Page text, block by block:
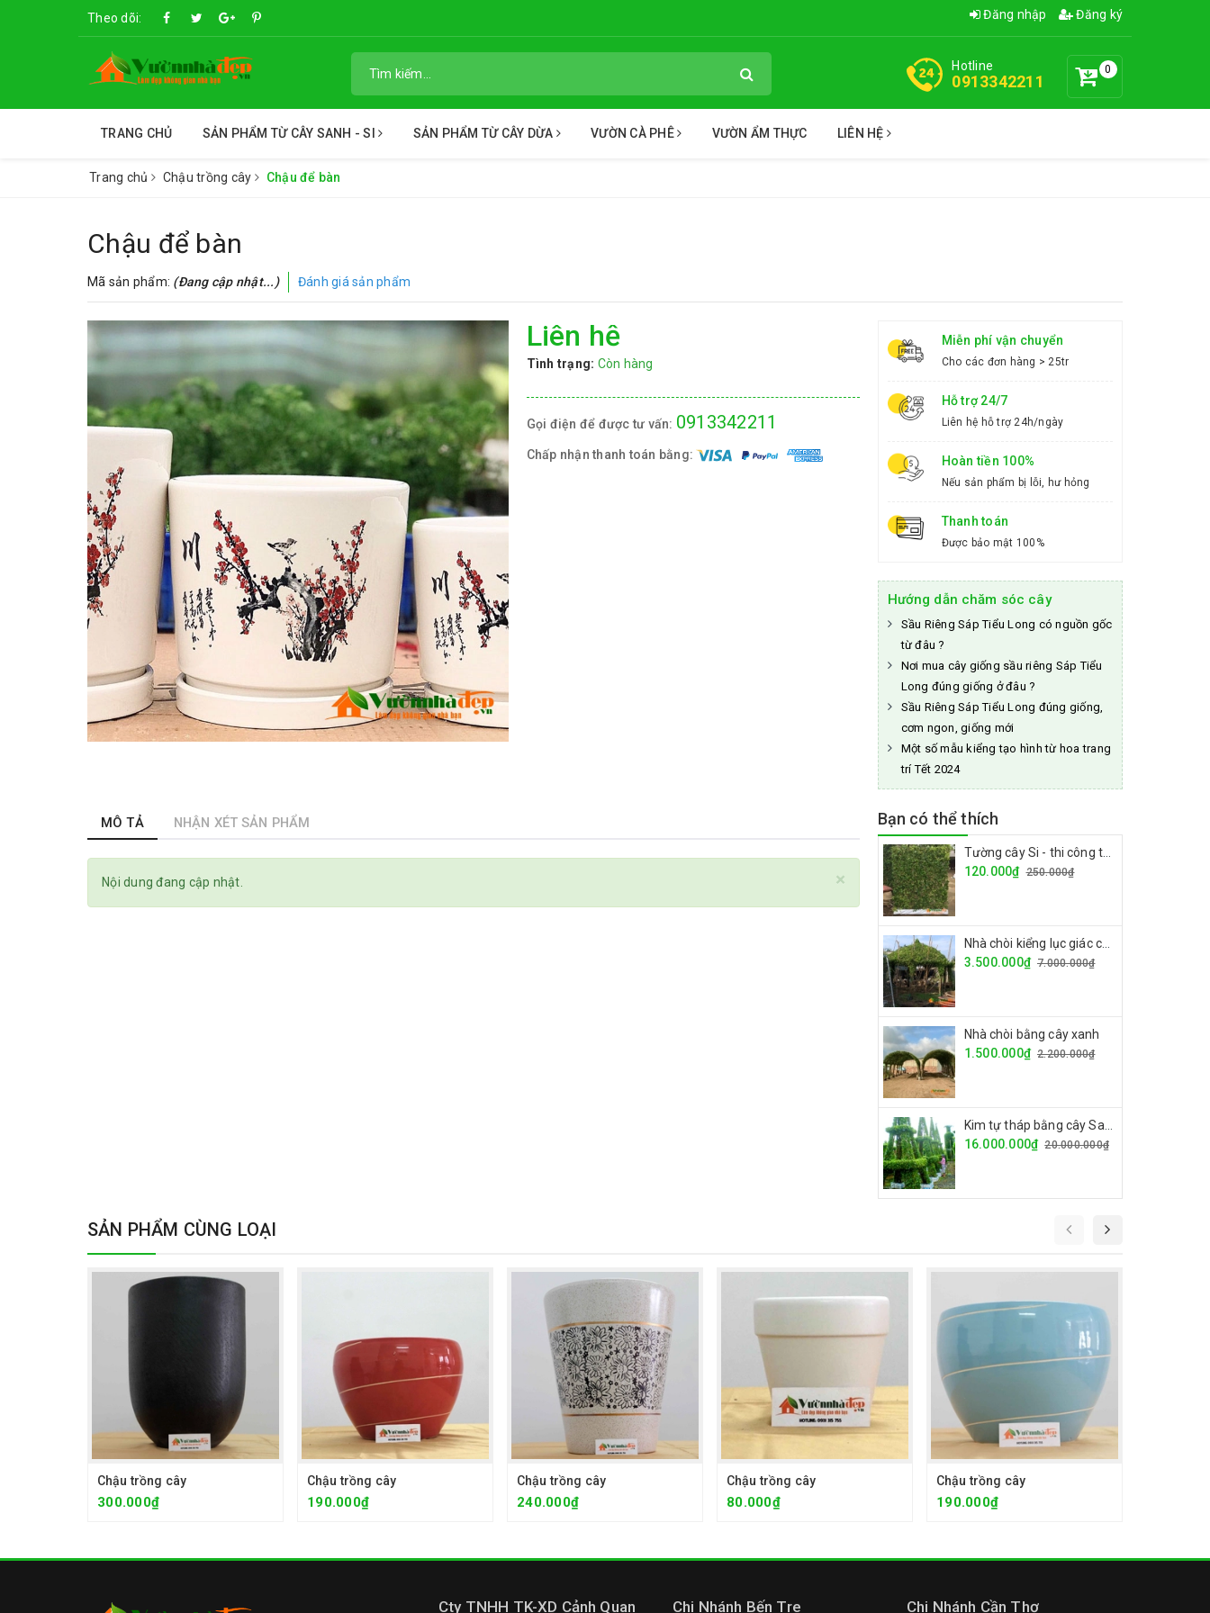
Theo dõi: Đăng nhập Đăng ký
0
Hotline
0913342211
TRANG CHỦ SẢN PHẨM TỪ CÂY SANH - SI SẢN PHẨM TỪ CÂY DỪA VƯỜN CÀ PHÊ VƯỜN ẨM THỰC LIÊN HỆ
Trang chủ Chậu trồng cây Chậu để bàn
Chậu để bàn
Mã sản phẩm: (Đang cập nhật...) Đánh giá sản phẩm
Liên hệ
Tình trạng: Còn hàng
Gọi điện để được tư vấn: 0913342211
Chấp nhận thanh toán bằng:
Miễn phí vận chuyển
Cho các đơn hàng > 25tr
Hỗ trợ 24/7
Liên hệ hỗ trợ 24h/ngày
Hoàn tiền 100%
Nếu sản phẩm bị lỗi, hư hỏng
Thanh toán
Được bảo mật 100%
Hướng dẫn chăm sóc cây
Sầu Riêng Sáp Tiểu Long có nguồn gốc
từ đâu ?
Nơi mua cây giống sầu riêng Sáp Tiểu
Long đúng giống ở đâu ?
Sầu Riêng Sáp Tiểu Long đúng giống,
cơm ngon, giống mới
Một số mẫu kiểng tạo hình từ hoa trang
trí Tết 2024
MÔ TẢ NHẬN XÉT SẢN PHẨM
×
Nội dung đang cập nhật.
Bạn có thể thích
120.000₫ 250.000₫
3.500.000₫ 7.000.000₫
Nhà chòi bằng cây xanh
1.500.000₫ 2.200.000₫
16.000.000₫ 20.000.000₫
SẢN PHẨM CÙNG LOẠI
Chậu trồng cây
300.000₫
Chậu trồng cây
190.000₫
Chậu trồng cây
240.000₫
Chậu trồng cây
80.000₫
Chậu trồng cây
190.000₫
Cty TNHH TK-XD Cảnh Quan Chi Nhánh Bến Tre Chi Nhánh Cần Thơ